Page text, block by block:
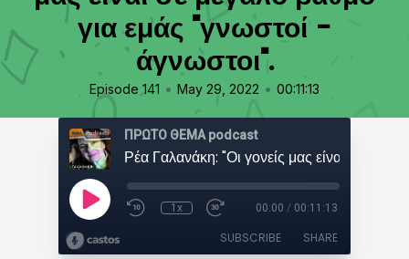
για εμάς "γνωστοί -
άγνωστοι".
Episode 141 • May 29, 2022 • 00:11:13
ΠΡΩΤΟ ΘΕΜΑ podcast
1x 00:00 / 00:11:13
SUBSCRIBE SHARE